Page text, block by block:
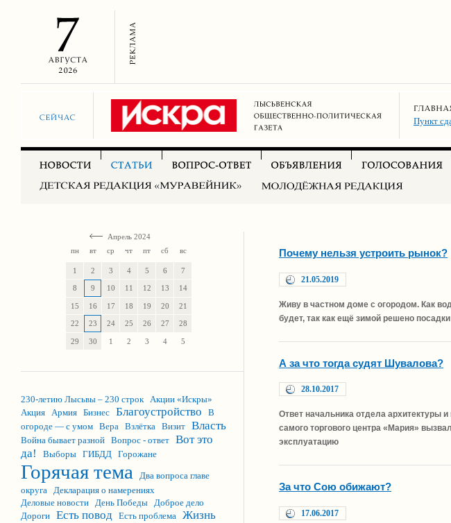
Пункт
Апрель 2024
пн
вт ср чт пт сб вс
1 2 3 4 5 6 7
8 9 10 11 12 13 14
15 16 17 18 19 20 21
22 23 24 25 26 27 28
29 30 1 2 3 4 5
230-летию Лысьвы – 230 строк Акции «Искры»
Акция Армия Бизнес Благоустройство
В
огороде — с умом Вера Взлётка Визит Власть
Война бывает разной Вопрос - ответ Вот это
да!
Выборы ГИБДД Горожане
Горячая тема
Два вопроса главе
округа Декларация о намерениях
Деловые новости День Победы Доброе дело
Дороги Есть повод Есть проблема Жизнь
Почему нельзя устроить рынок?
21.05.2019
Живу в частном доме с огородом. Как
будет, так как ещё зимой решено
А за что тогда судят Шувалова?
28.10.2017
Ответ начальника отдела архитектуры
самого торгового центра «Мария»
эксплуатацию
За что Сою обижают?
17.06.2017